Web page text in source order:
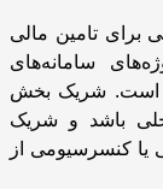
برای تامین مالی
سامانه‌های
است. شریک بخش
باشد و شریک
کنسرسیومی از